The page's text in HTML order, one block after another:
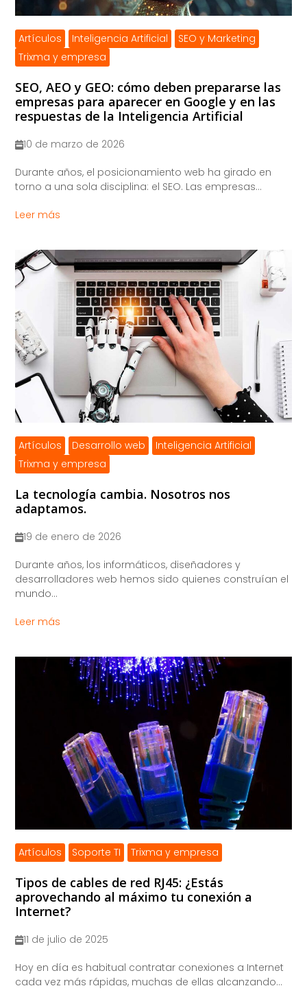
Artículos Inteligencia Artificial
SEO y Marketing
Trixma y empresa
SEO, AEO y GEO: cómo deben prepararse las
empresas para aparecer en Google y en las
respuestas de la Inteligencia Artificial
10 de marzo de 2026
​Durante años, el posicionamiento web ha girado en
torno a una sola disciplina: el SEO. Las empresas...
Leer más
Artículos Desarrollo web
Inteligencia Artificial
Trixma y empresa
La tecnología cambia. Nosotros nos
adaptamos.
19 de enero de 2026
​Durante años, los informáticos, diseñadores y
desarrolladores web hemos sido quienes construían el
mundo...
Leer más
Artículos Soporte TI Trixma y empresa
Tipos de cables de red RJ45: ¿Estás
aprovechando al máximo tu conexión a
Internet?
11 de julio de 2025
Hoy en día es habitual contratar conexiones a Internet
cada vez más rápidas, muchas de ellas alcanzando...